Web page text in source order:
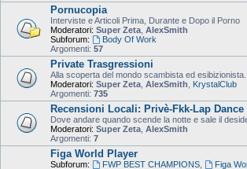
Pornucopia
Interviste e Articoli Prima, Durante e Dopo il Porno
Moderatori: Super Zeta AlexSmith
Subforum:
Body Of Work
Argomenti: 57
Private Trasgressioni
Alla scoperta del mondo scambista ed esibizionista.
Moderatori: Super Zeta AlexSmith
KrystalClub
Argomenti: 735
Recensioni Locali: Privè-Fkk-Lap Dance
Dove andare quando scende la notte e sale il
Moderatori: Super Zeta AlexSmith
Argomenti: 7
Figa World Player
Subforum: FWP BEST CHAMPIONS, Figa